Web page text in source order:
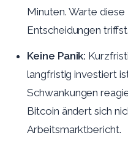
Minuten. Warte
Entscheidungen triffst.
Keine Panik:
langfristig investiert
Schwankungen
Bitcoin ändert sich
Arbeitsmarktbericht.